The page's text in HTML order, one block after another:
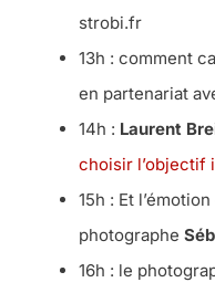
strobi.fr
13h : comment
en partenariat
14h : Laurent
choisir l’objectif
15h : Et
photographe
16h : le